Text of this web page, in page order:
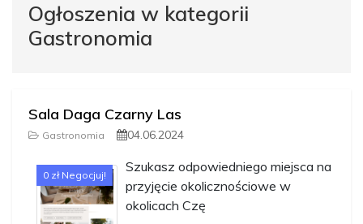
Ogłoszenia w kategorii
Gastronomia
Sala Daga Czarny Las
Gastronomia 04.06.2024
0 zł Negocjuj!
Szukasz odpowiedniego miejsca na
przyjęcie okolicznościowe w
okolicach Czę